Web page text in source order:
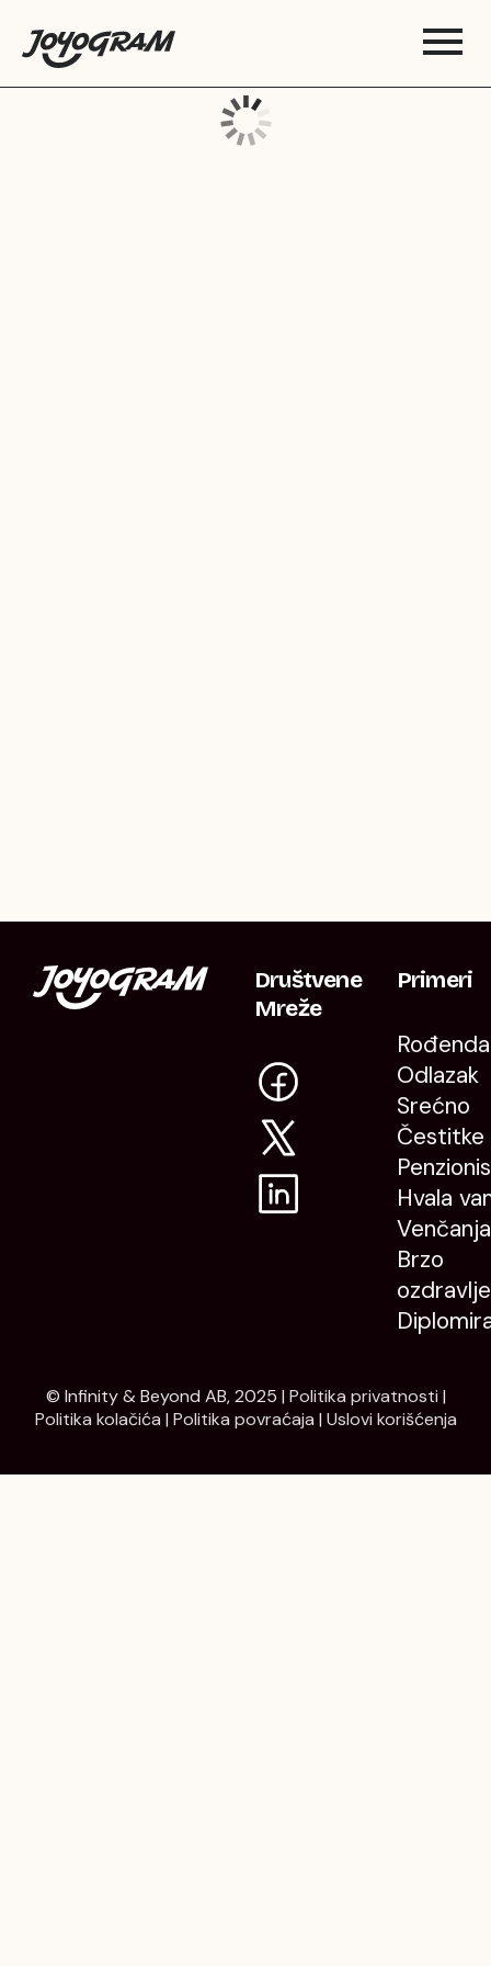
Društvene
Mreže
Primeri
Odlazak
Srećno
Čestitke
Hvala
Venčanja
Brzo
© Infinity & Beyond AB, 2025 | Politika privatnosti |
Politika kolačića | Politika povraćaja | Uslovi korišćenja